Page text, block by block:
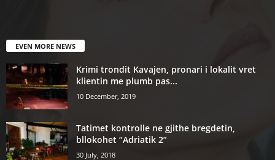
EVEN MORE NEWS
Krimi trondit Kavajen, pronari i lokalit vret
klientin me plumb pas...
10 December, 2019
Tatimet kontrolle ne gjithe bregdetin,
bllokohet “Adriatik 2”
30 July, 2018